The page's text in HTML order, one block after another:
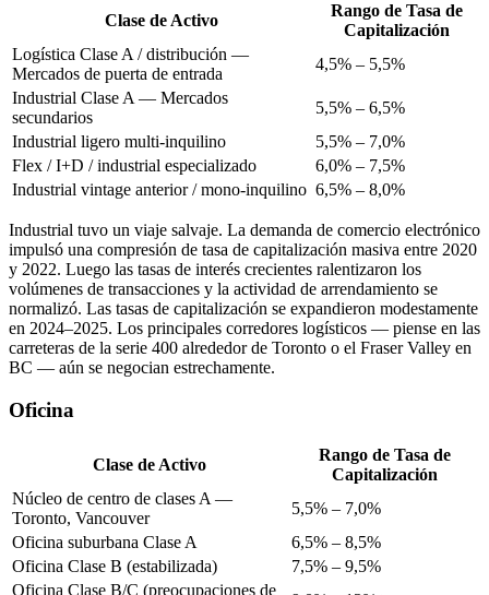
Clase de Activo
Rango de Tasa de
Capitalización
Logística Clase A / distribución —
Mercados de puerta de entrada
4,5% – 5,5%
Industrial Clase A — Mercados
secundarios
5,5% – 6,5%
Industrial ligero multi-inquilino
5,5% – 7,0%
Flex / I+D / industrial especializado
6,0% – 7,5%
Industrial vintage anterior / mono-inquilino 6,5% – 8,0%
Industrial tuvo un viaje salvaje. La demanda de comercio electrónico
impulsó una compresión de tasa de capitalización masiva entre 2020
y 2022. Luego las tasas de interés crecientes ralentizaron los
volúmenes de transacciones y la actividad de arrendamiento se
normalizó. Las tasas de capitalización se expandieron modestamente
en 2024–2025. Los principales corredores logísticos — piense en las
carreteras de la serie 400 alrededor de Toronto o el Fraser Valley en
BC — aún se negocian estrechamente.
Oficina
Clase de Activo
Rango de Tasa de
Capitalización
Núcleo de centro de clases A —
Toronto, Vancouver
5,5% – 7,0%
Oficina suburbana Clase A
6,5% – 8,5%
Oficina Clase B (estabilizada)
7,5% – 9,5%
Oficina Clase B/C (preocupaciones de